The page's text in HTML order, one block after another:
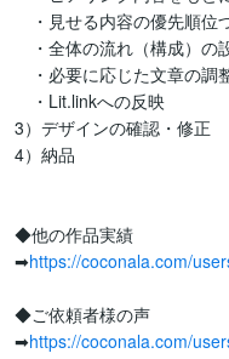
・見せる内容の優先順位
・全体の流れ（構成）の
・必要に応じた文章の調
・Lit.linkへの反映
3）デザインの確認・修正　
4）納品
◆他の作品実績
➡https://coconala.com/
◆ご依頼者様の声
➡https://coconala.com/